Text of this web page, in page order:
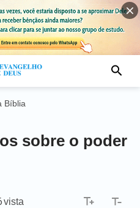
Bíblia
sobre o poder
vista